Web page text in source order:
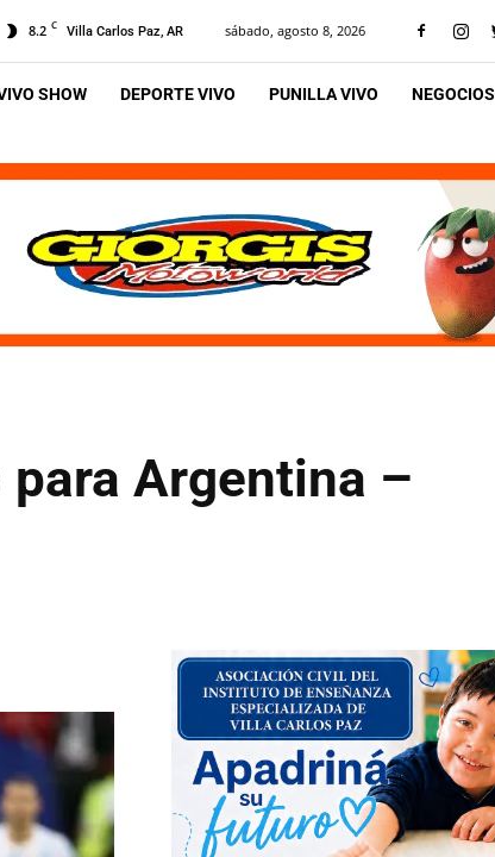
8.2 C Villa Carlos Paz, AR sábado, agosto 8, 2026
SHOW DEPORTE VIVO PUNILLA VIVO NEGOCIOS
Argentina –